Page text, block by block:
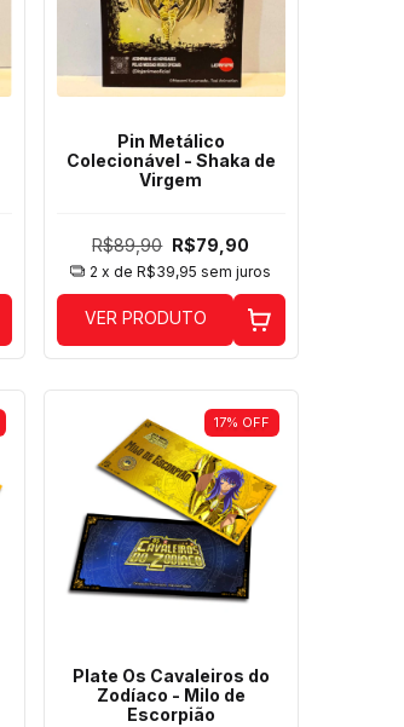
Pin Metálico
Colecionável - Shaka de
Virgem
R$89,90 R$79,90
2 x deR$39,95 sem juros
VER PRODUTO
17% OFF
Plate Os Cavaleiros do
Zodíaco - Milo de
Escorpião